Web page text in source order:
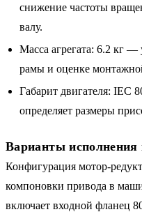
снижение частоты
валу.
Масса агрегата: 6.2 кг —
рамы и оценке
Габарит двигателя: IEC
определяет размеры
Варианты исполнения
Конфигурация мотор-
компоновки привода в
включает входной фланец